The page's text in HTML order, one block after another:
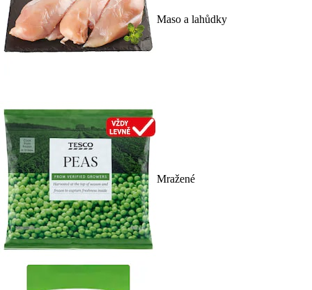
Maso a lahůdky
Mražené